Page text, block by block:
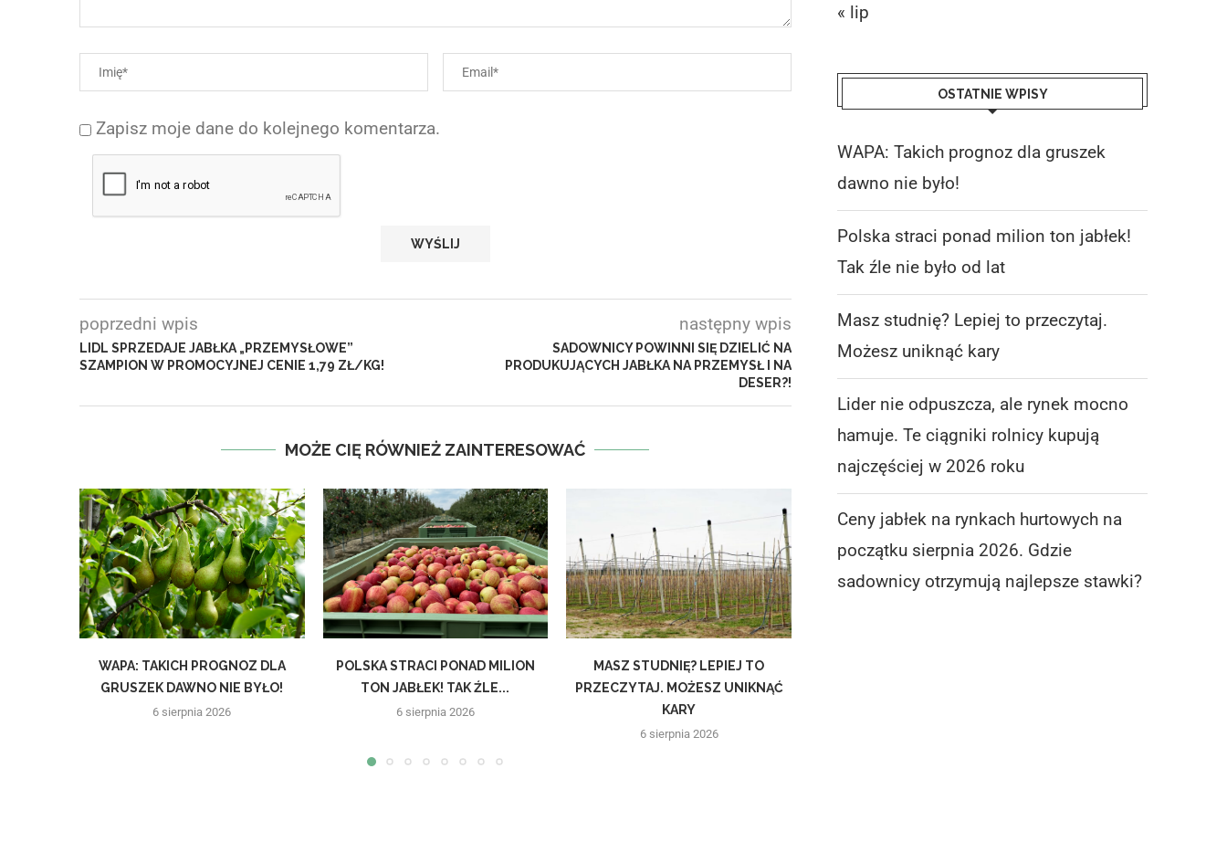
Zapisz moje dane do kolejnego komentarza.
poprzedni wpis
LIDL SPRZEDAJE JABŁKA „PRZEMYSŁOWE”
SZAMPION W PROMOCYJNEJ CENIE 1,79 ZŁ/KG!
następny wpis
SADOWNICY POWINNI SIĘ DZIELIĆ NA
PRODUKUJĄCYCH JABŁKA NA PRZEMYSŁ I NA
DESER?!
MOŻE CIĘ RÓWNIEŻ ZAINTERESOWAĆ
WAPA: TAKICH PROGNOZ DLA
GRUSZEK DAWNO NIE BYŁO!
6 sierpnia 2026
POLSKA STRACI PONAD MILION
TON JABŁEK! TAK ŹLE...
6 sierpnia 2026
MASZ STUDNIĘ? LEPIEJ TO
PRZECZYTAJ. MOŻESZ UNIKNĄĆ
KARY
6 sierpnia 2026
« lip
OSTATNIE WPISY
WAPA: Takich prognoz dla gruszek
dawno nie było!
Polska straci ponad milion ton jabłek!
Tak źle nie było od lat
Masz studnię? Lepiej to przeczytaj.
Możesz uniknąć kary
Lider nie odpuszcza, ale rynek mocno
hamuje. Te ciągniki rolnicy kupują
najczęściej w 2026 roku
Ceny jabłek na rynkach hurtowych na
początku sierpnia 2026. Gdzie
sadownicy otrzymują najlepsze stawki?